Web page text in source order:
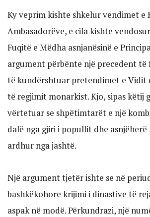
Ky veprim kishte shkelur vendimet e
Ambasadorëve, e cila kishte
Fuqitë e Mëdha asnjanësinë e
argument përbënte një precedent
të kundërshtuar pretendimet e Vidit
të regjimit monarkist. Kjo, sipas këtij
vërtetuar se shpëtimtarët e një
dalë nga gjiri i popullit dhe asnjëherë
ardhur nga jashtë.
Një argument tjetër ishte se në
bashkëkohore krijimi i dinastive të
aspak në modë. Përkundrazi, një